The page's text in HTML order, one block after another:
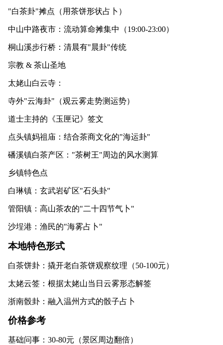
"白茶卦"摊点（用茶饼形状占卜）
中山中路夜市：流动算命摊集中（19:00-23:00）
桐山溪步行桥：清晨有"晨卦"传统
宗教 & 茶山圣地
太姥山白云寺：
寺外"云海卦"（观云雾走势测运势）
道士主持的《玉匣记》签文
点头镇妈祖庙：结合茶商文化的"海运卦"
磻溪镇白茶产区："茶树王"周边的风水测算
乡镇特色点
白琳镇：玄武岩矿区"石头卦"
管阳镇：高山茶农的"二十四节气卜"
沙埕港：渔民的"海雾占卜"
本地特色形式
白茶饼卦：撬开老白茶饼观察纹理（50-100元）
太姥云签：根据太姥山当日云雾形态解签
浙南骰卦：融入温州方式的骰子占卜
价格参考
基础问事：30-80元（景区周边翻倍）